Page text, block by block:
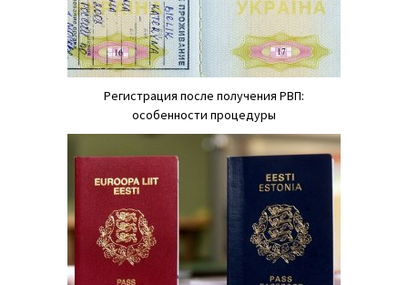
Регистрация после получения РВП:
особенности процедуры